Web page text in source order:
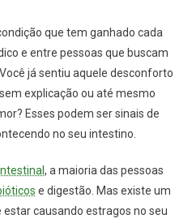
que tem ganhado cada
e entre pessoas que buscam
. Você já sentiu aquele desconforto
explicação ou até mesmo
Esses podem ser sinais de
no seu intestino.
, a maioria das pessoas
e digestão. Mas existe um
causando estragos no seu